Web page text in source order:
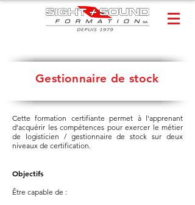
Gestionnaire de stock
Cette formation certifiante permet à l'apprenant
d'acquérir les compétences pour exercer le métier
de logisticien / gestionnaire de stock sur deux
niveaux de certification. ​
Objectifs
Être capable de :